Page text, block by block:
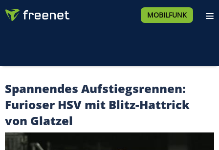
MOBILFUNK
Spannendes Aufstiegsrennen:
Furioser HSV mit Blitz-Hattrick
von Glatzel